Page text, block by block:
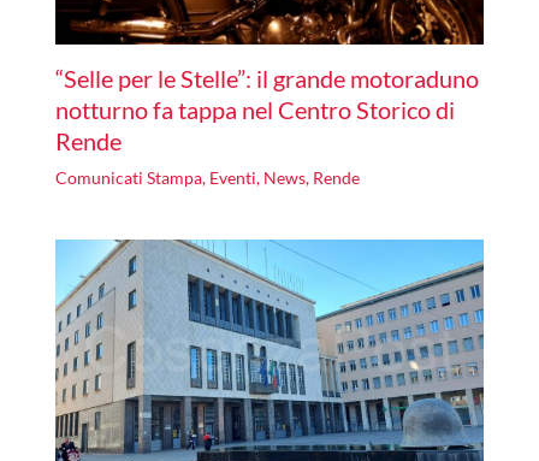
“Selle per le Stelle”: il grande motoraduno
notturno fa tappa nel Centro Storico di
Rende
Comunicati Stampa, Eventi, News, Rende